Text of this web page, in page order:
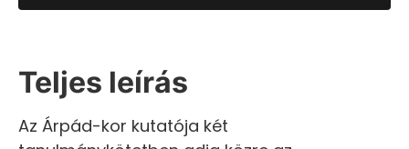
Teljes leírás
Az Árpád-kor kutatója két